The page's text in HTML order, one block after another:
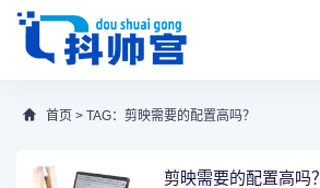
首页 > TAG：剪映需要的配置高吗？
剪映需要的配置高吗？